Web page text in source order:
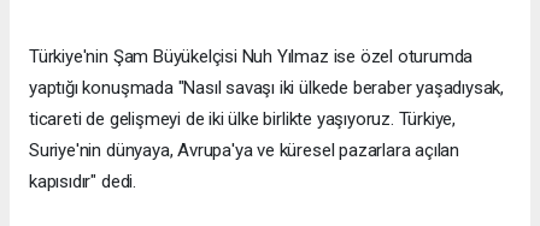
Türkiye'nin Şam Büyükelçisi Nuh Yılmaz ise özel oturumda
yaptığı konuşmada "Nasıl savaşı iki ülkede beraber yaşadıysak,
ticareti de gelişmeyi de iki ülke birlikte yaşıyoruz. Türkiye,
Suriye'nin dünyaya, Avrupa'ya ve küresel pazarlara açılan
kapısıdır" dedi.